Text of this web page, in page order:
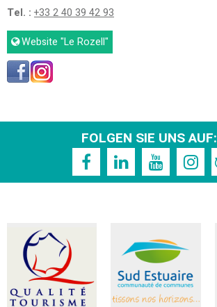
Tel. : +33 2 40 39 42 93
Website "Le Rozell"
FOLGEN SIE UNS AUF: